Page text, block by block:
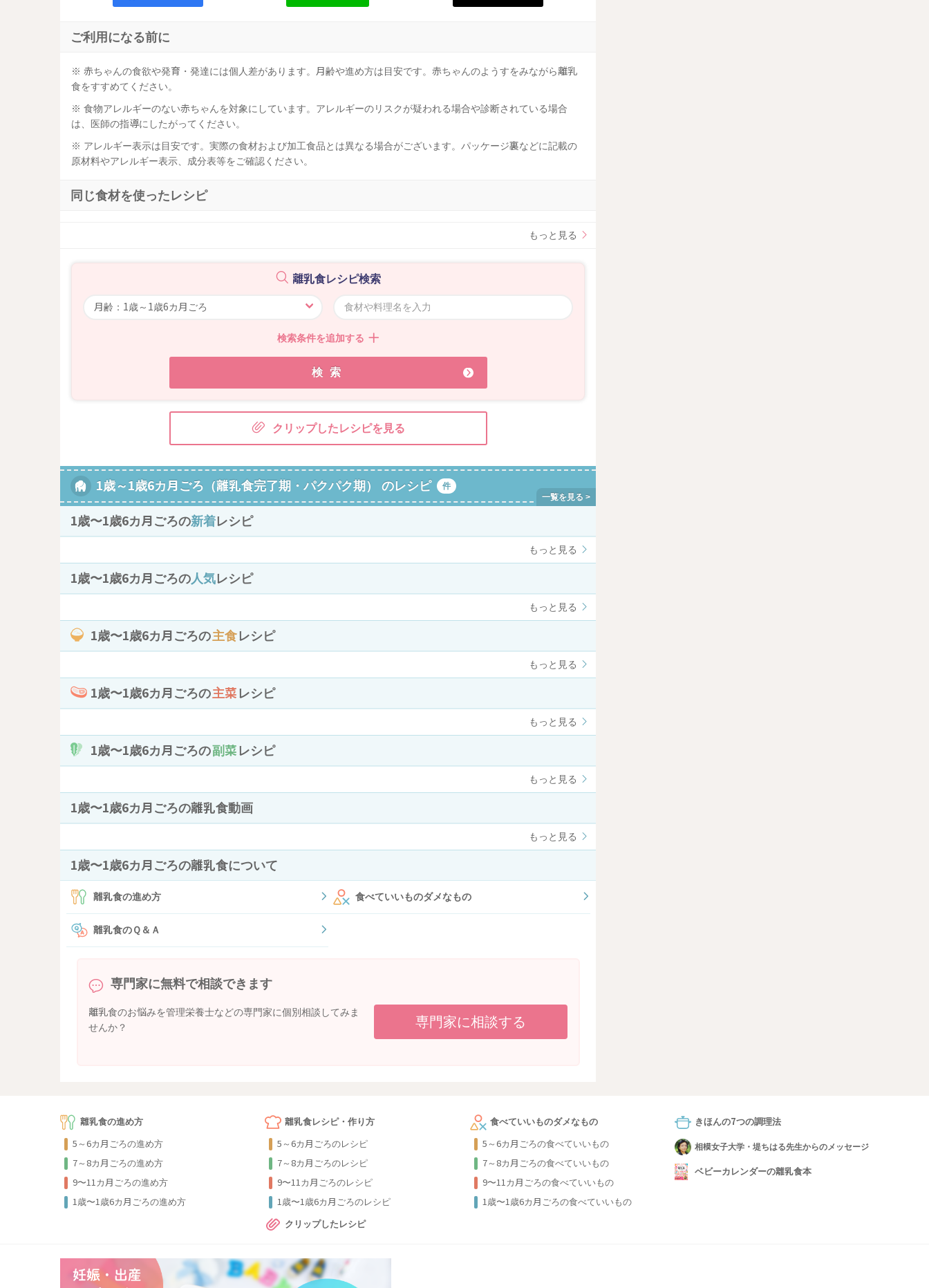
ご利用になる前に
※ 赤ちゃんの食欲や発育・発達には個人差があります。月齢や進め方は目安です。赤ちゃんのようすをみながら離乳
食をすすめてください。
※ 食物アレルギーのない赤ちゃんを対象にしています。アレルギーのリスクが疑われる場合や診断されている場合
は、医師の指導にしたがってください。
※ アレルギー表示は目安です。実際の食材および加工食品とは異なる場合がございます。パッケージ裏などに記載の
原材料やアレルギー表示、成分表等をご確認ください。
同じ食材を使ったレシピ
もっと見る
離乳食レシピ検索
検索条件を追加する
検索
クリップしたレシピを見る
1歳～1歳6カ月ごろ（離乳食完了期・パクパク期） のレシピ 件
1歳〜1歳6カ月ごろの新着レシピ
もっと見る
1歳〜1歳6カ月ごろの人気レシピ
もっと見る
1歳〜1歳6カ月ごろの主食レシピ
もっと見る
1歳〜1歳6カ月ごろの主菜 レシピ
もっと見る
1歳〜1歳6カ月ごろの副菜 レシピ
もっと見る
1歳〜1歳6カ月ごろの離乳食動画
もっと見る
1歳〜1歳6カ月ごろの離乳食について
離乳食の進め方 食べていいものダメなもの
離乳食のＱ＆Ａ
専門家に無料で相談できます
離乳食のお悩みを管理栄養士などの専門家に個別相談してみま
せんか？
専門家に相談する
離乳食の進め方
5～6カ月ごろの進め方
7～8カ月ごろの進め方
9〜11カ月ごろの進め方
1歳〜1歳6カ月ごろの進め方
離乳食レシピ・作り方
5～6カ月ごろのレシピ
7～8カ月ごろのレシピ
9〜11カ月ごろのレシピ
1歳〜1歳6カ月ごろのレシピ
クリップしたレシピ
食べていいものダメなもの
5～6カ月ごろの食べていいもの
7～8カ月ごろの食べていいもの
9〜11カ月ごろの食べていいもの
1歳〜1歳6カ月ごろの食べていいもの
きほんの7つの調理法
相模女子大学・堤ちはる先生からのメッセージ
ベビーカレンダーの離乳食本